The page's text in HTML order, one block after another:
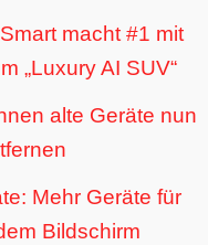
macht #1 mit
„Luxury AI SUV“
alte Geräte nun
Mehr Geräte für
Bildschirm